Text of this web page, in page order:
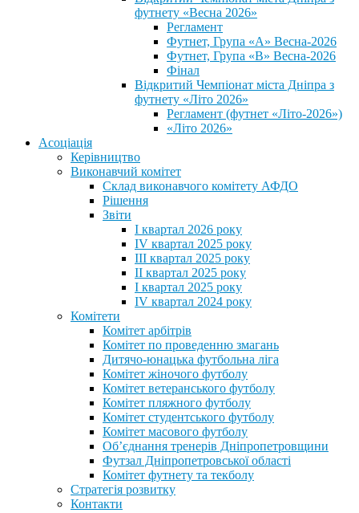
футнету «Весна 2026»
Регламент
Футнет, Група «А» Весна-2026
Футнет, Група «В» Весна-2026
Фінал
Відкритий Чемпіонат міста Дніпра з
футнету «Літо 2026»
Регламент (футнет «Літо-2026»)
«Літо 2026»
Асоціація
Керівництво
Виконавчий комітет
Склад виконавчого комітету АФДО
Рішення
Звіти
I квартал 2026 року
IV квартал 2025 року
III квартал 2025 року
II квартал 2025 року
I квартал 2025 року
IV квартал 2024 року
Комітети
Комітет арбітрів
Комітет по проведенню змагань
Дитячо-юнацька футбольна ліга
Комітет жіночого футболу
Комітет ветеранського футболу
Комітет пляжного футболу
Комітет студентського футболу
Комітет масового футболу
Обʼєднання тренерів Дніпропетровщини
Футзал Дніпропетровської області
Комітет футнету та текболу
Стратегія розвитку
Контакти